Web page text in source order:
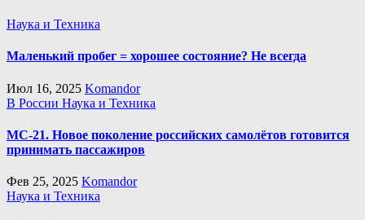
Наука и Техника
Маленький пробег = хорошее состояние? Не всегда
Июл 16, 2025 Komandor
В России Наука и Техника
МС-21. Новое поколение российских самолётов готовится
принимать пассажиров
Фев 25, 2025 Komandor
Наука и Техника